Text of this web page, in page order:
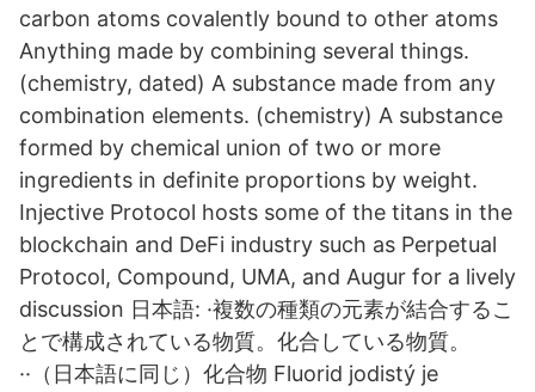
carbon atoms covalently bound to other atoms
Anything made by combining several things.
(chemistry, dated) A substance made from any
combination elements. (chemistry) A substance
formed by chemical union of two or more
ingredients in definite proportions by weight.
Injective Protocol hosts some of the titans in the
blockchain and DeFi industry such as Perpetual
Protocol, Compound, UMA, and Augur for a lively
discussion 日本語: ·複数の種類の元素が結合するこ
とで構成されている物質。化合している物質。
··（日本語に同じ）化合物 Fluorid jodistý je